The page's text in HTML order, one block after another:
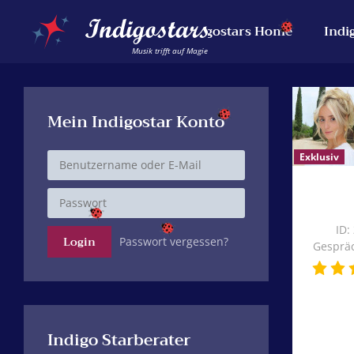
Musik trifft auf Magie
Indigostars Home
Mein Indigostar Konto
Passwort vergessen?
Indigo Starberater
ID: